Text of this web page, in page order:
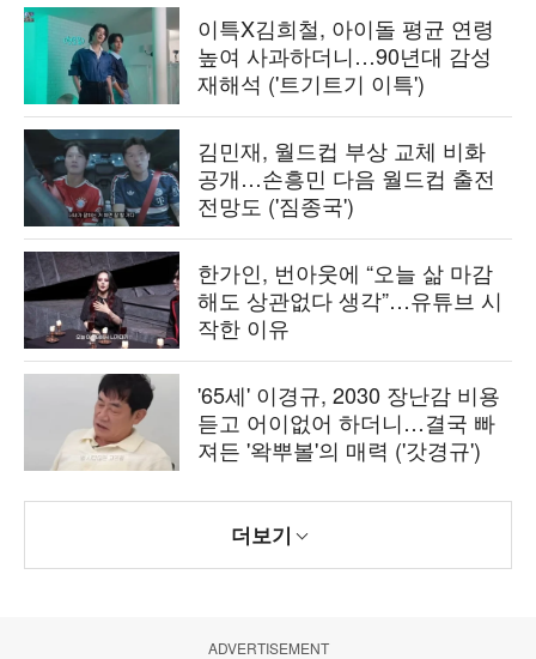
이특X김희철, 아이돌 평균 연령
높여 사과하더니…90년대 감성
재해석 ('트기트기 이특')
김민재, 월드컵 부상 교체 비화
공개…손흥민 다음 월드컵 출전
전망도 ('짐종국')
한가인, 번아웃에 “오늘 삶 마감
해도 상관없다 생각”…유튜브 시
작한 이유
'65세' 이경규, 2030 장난감 비용
듣고 어이없어 하더니…결국 빠
져든 '왁뿌볼'의 매력 ('갓경규')
더보기
ADVERTISEMENT